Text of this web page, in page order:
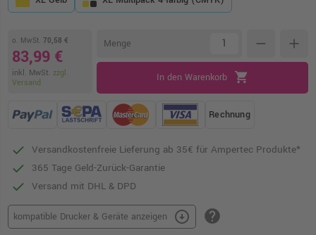
o. MwSt. 70,58 €
83,99 €
inkl. MwSt. zzgl.
Versand
Menge remove add
In den Warenkorb shopping_cart
Rechnung
Versandkostenfreie Lieferung ab 35€ für Ampertec Produkte*
365 Tage Geld-Zurück-Garantie
Versand mit DHL & DPD
kompatible Drucker & Geräte anzeigen arrow_circle_down help